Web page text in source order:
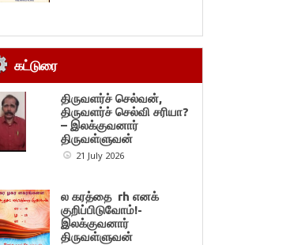
கட்டுரை
திருவளர்ச் செல்வன்,
திருவளர்ச் செல்வி சரியா?
– இலக்குவனார்
திருவள்ளுவன்
21 July 2026
ல கரத்தை rh எனக்
குறிப்பிடுவோம்!-
இலக்குவனார்
திருவள்ளுவன்